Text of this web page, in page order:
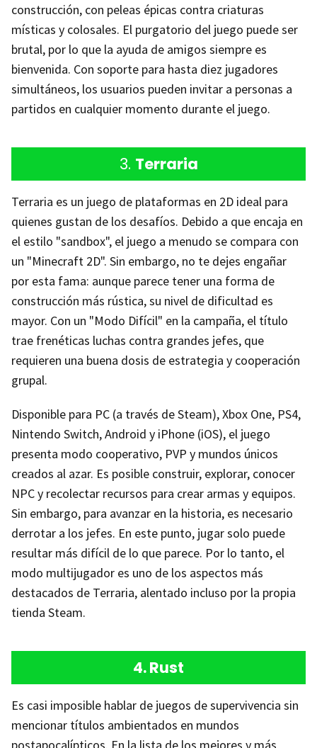
construcción, con peleas épicas contra criaturas
místicas y colosales. El purgatorio del juego puede ser
brutal, por lo que la ayuda de amigos siempre es
bienvenida. Con soporte para hasta diez jugadores
simultáneos, los usuarios pueden invitar a personas a
partidos en cualquier momento durante el juego.
3. Terraria
Terraria es un juego de plataformas en 2D ideal para
quienes gustan de los desafíos. Debido a que encaja en
el estilo "sandbox", el juego a menudo se compara con
un "Minecraft 2D". Sin embargo, no te dejes engañar
por esta fama: aunque parece tener una forma de
construcción más rústica, su nivel de dificultad es
mayor. Con un "Modo Difícil" en la campaña, el título
trae frenéticas luchas contra grandes jefes, que
requieren una buena dosis de estrategia y cooperación
grupal.
Disponible para PC (a través de Steam), Xbox One, PS4,
Nintendo Switch, Android y iPhone (iOS), el juego
presenta modo cooperativo, PVP y mundos únicos
creados al azar. Es posible construir, explorar, conocer
NPC y recolectar recursos para crear armas y equipos.
Sin embargo, para avanzar en la historia, es necesario
derrotar a los jefes. En este punto, jugar solo puede
resultar más difícil de lo que parece. Por lo tanto, el
modo multijugador es uno de los aspectos más
destacados de Terraria, alentado incluso por la propia
tienda Steam.
4. Rust
Es casi imposible hablar de juegos de supervivencia sin
mencionar títulos ambientados en mundos